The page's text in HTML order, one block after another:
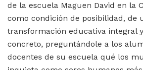
de la escuela Maguen David en la
como condición de posibilidad, de
transformación educativa integral
concreto, preguntándole a los
docentes de su escuela qué los